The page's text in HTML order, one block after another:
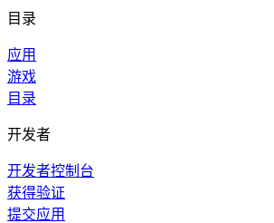
目录
应用
游戏
目录
开发者
开发者控制台
获得验证
提交应用